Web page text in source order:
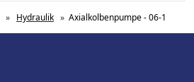
» Hydraulik » Axialkolbenpumpe - 06-1